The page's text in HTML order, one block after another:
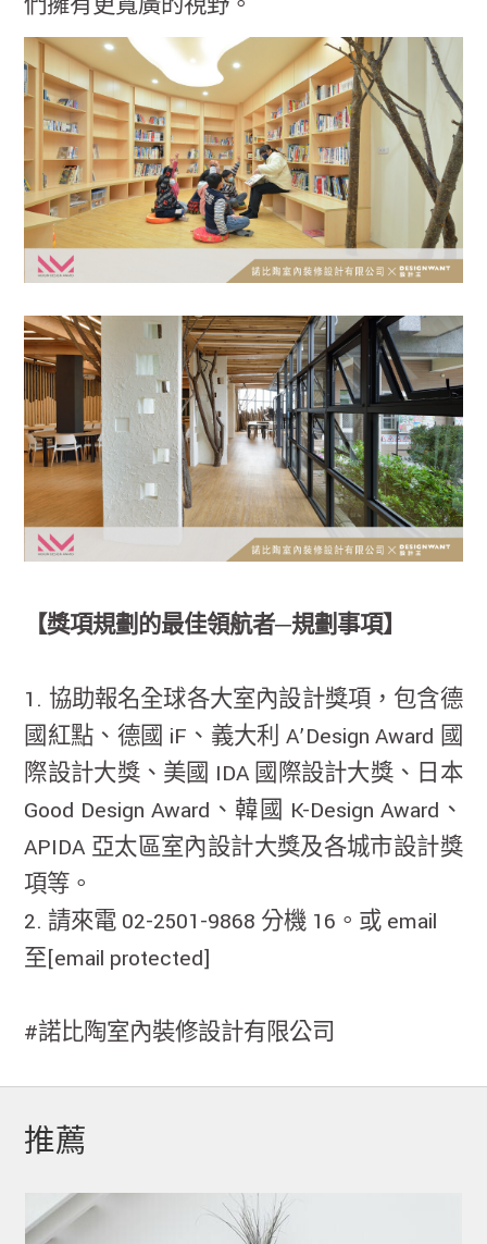
【獎項規劃的最佳領航者─規劃事項】
1. 協助報名全球各大室內設計獎項，包含德
國紅點、德國 iF、義大利 A’Design Award 國
際設計大獎、美國 IDA 國際設計大獎、日本
Good Design Award、韓國 K-Design Award、
APIDA 亞太區室內設計大獎及各城市設計獎
項等。
2. 請來電 02-2501-9868 分機 16。或 email
至[email protected]
#諾比陶室內裝修設計有限公司
推薦